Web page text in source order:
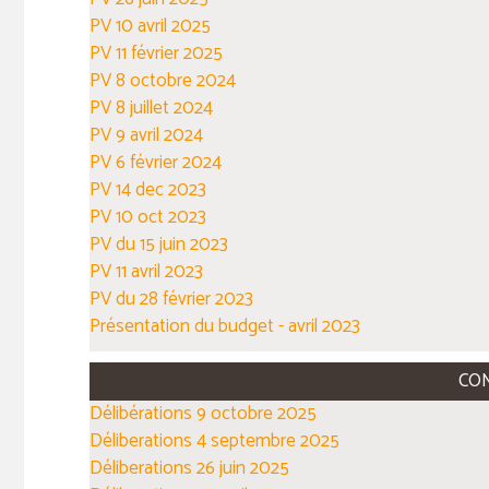
PV 10 avril 2025
PV 11 février 2025
PV 8 octobre 2024
PV 8 juillet 2024
PV 9 avril 2024
PV 6 février 2024
PV 14 dec 2023
PV 10 oct 2023
PV du 15 juin 2023
PV 11 avril 2023
PV du 28 février 2023
Présentation du budget - avril 2023
Délibérations 9 octobre 2025
Déliberations 4 septembre 2025
Déliberations 26 juin 2025